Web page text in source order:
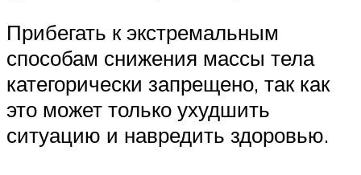
Прибегать к экстремальным
способам снижения массы тела
категорически запрещено, так как
это может только ухудшить
ситуацию и навредить здоровью.